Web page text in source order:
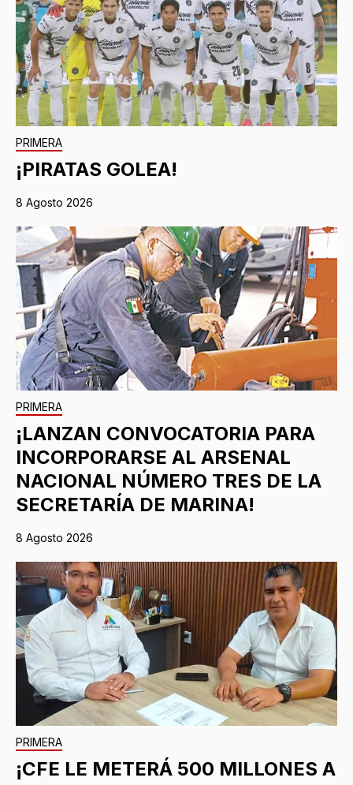
PRIMERA
¡PIRATAS GOLEA!
8 Agosto 2026
PRIMERA
¡LANZAN CONVOCATORIA PARA
INCORPORARSE AL ARSENAL
NACIONAL NÚMERO TRES DE LA
SECRETARÍA DE MARINA!
8 Agosto 2026
PRIMERA
¡CFE LE METERÁ 500 MILLONES A